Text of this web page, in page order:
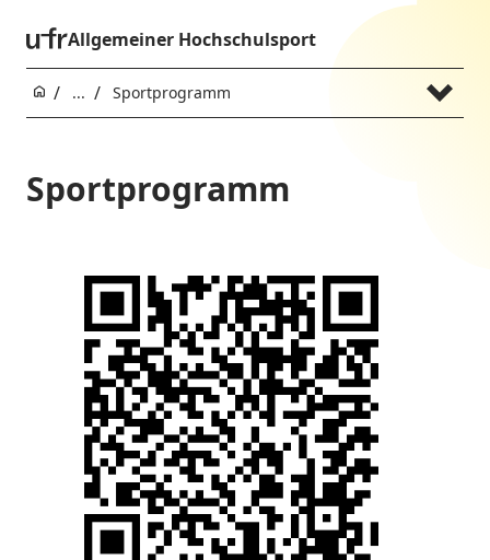
Allgemeiner Hochschulsport
... Sportprogramm
Sportprogramm